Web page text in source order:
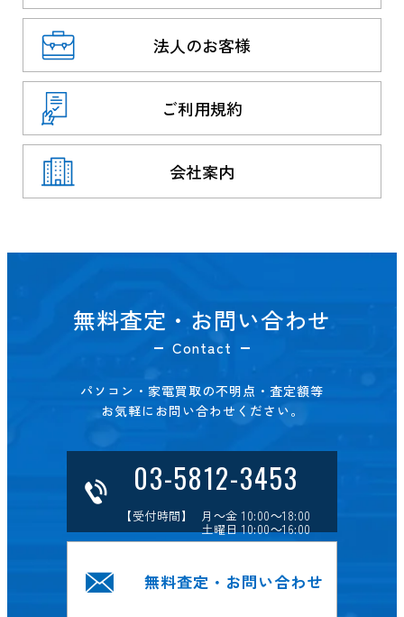
法人のお客様
ご利用規約
会社案内
無料査定・お問い合わせ
Contact
パソコン・家電買取の不明点・査定額等
お気軽にお問い合わせください。
03-5812-3453
【受付時間】 月～金 10:00～18:00
土曜日 10:00～16:00
無料査定・お問い合わせ